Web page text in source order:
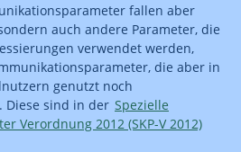
fallen aber
auch andere Parameter, die
verwendet werden,
die aber in
genutzt noch
Diese sind in der Spezielle
Verordnung 2012 (SKP-V 2012)